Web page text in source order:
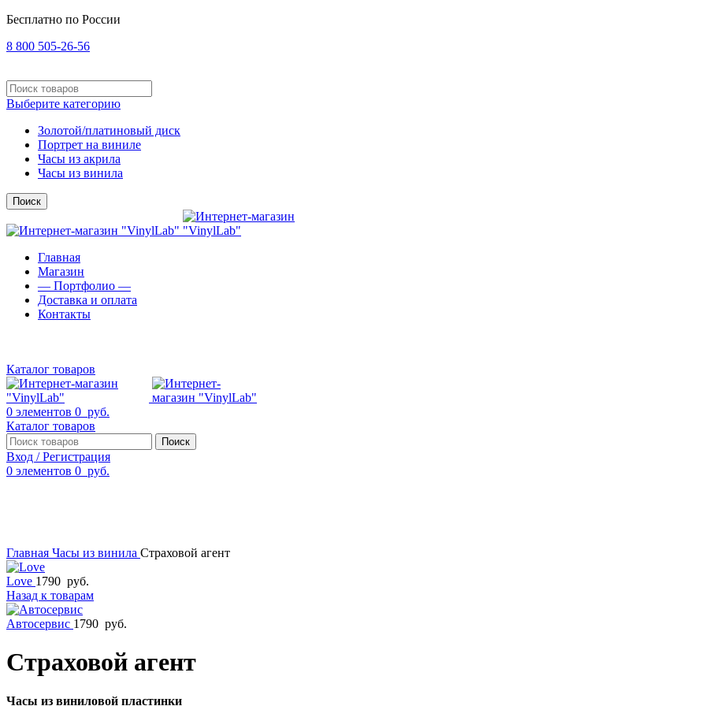
Бесплатно по России
8 800 505-26-56
Выберите категорию
Золотой/платиновый диск
Портрет на виниле
Часы из акрила
Часы из винила
Поиск
Главная
Магазин
— Портфолио —
Доставка и оплата
Контакты
Каталог товаров
0 элементов 0 руб.
Каталог товаров
Поиск
Вход / Регистрация
0 элементов 0 руб.
Главная Часы из винила Страховой агент
Love 1790 руб.
Назад к товарам
Автосервис 1790 руб.
Страховой агент
Часы из виниловой пластинки